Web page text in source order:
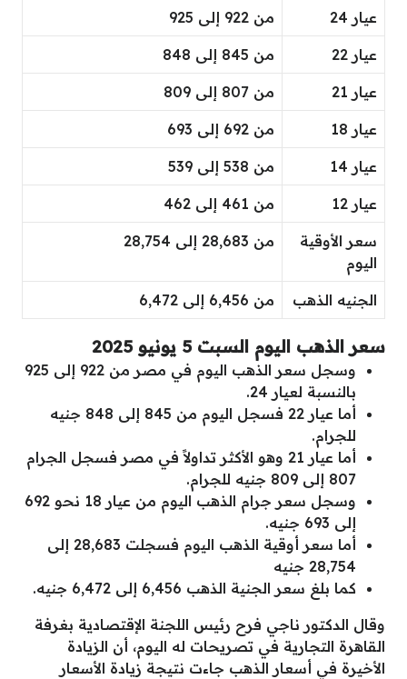
عيار 24 من 922 إلى 925
عيار 22 من 845 إلى 848
عيار 21 من 807 إلى 809
عيار 18 من 692 إلى 693
عيار 14 من 538 إلى 539
عيار 12 من 461 إلى 462
سعر الأوقية
اليوم
من 28,683 إلى 28,754
الجنيه الذهب من 6,456 إلى 6,472
سعر الذهب اليوم السبت 5 يونيو 2025
وسجل سعر الذهب اليوم في مصر من 922 إلى 925
بالنسبة لعيار 24.
أما عيار 22 فسجل اليوم من 845 إلى 848 جنيه
للجرام.
أما عيار 21 وهو الأكثر تداولاً في مصر فسجل الجرام
807 إلى 809 جنيه للجرام.
وسجل سعر جرام الذهب اليوم من عيار 18 نحو 692
إلى 693 جنيه.
أما سعر أوقية الذهب اليوم فسجلت 28,683 إلى
28,754 جنيه
كما بلغ سعر الجنية الذهب 6,456 إلى 6,472 جنيه.
وقال الدكتور ناجي فرح رئيس اللجنة الإقتصادية بغرفة
القاهرة التجارية في تصريحات له اليوم، أن الزيادة
الأخيرة في أسعار الذهب جاءت نتيجة زيادة الأسعار